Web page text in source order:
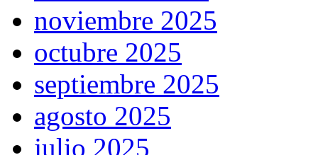
noviembre 2025
octubre 2025
septiembre 2025
agosto 2025
julio 2025